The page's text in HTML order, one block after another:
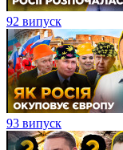
92 випуск
93 випуск